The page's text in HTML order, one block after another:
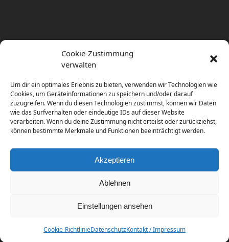
Cookie-Zustimmung
verwalten
Um dir ein optimales Erlebnis zu bieten, verwenden wir Technologien wie
Cookies, um Geräteinformationen zu speichern und/oder darauf
zuzugreifen. Wenn du diesen Technologien zustimmst, können wir Daten
wie das Surfverhalten oder eindeutige IDs auf dieser Website
verarbeiten. Wenn du deine Zustimmung nicht erteilst oder zurückziehst,
können bestimmte Merkmale und Funktionen beeinträchtigt werden.
Akzeptieren
Ablehnen
Einstellungen ansehen
Cookie-RichtlinieDatenschutzKontakt / Impressum
Reserved